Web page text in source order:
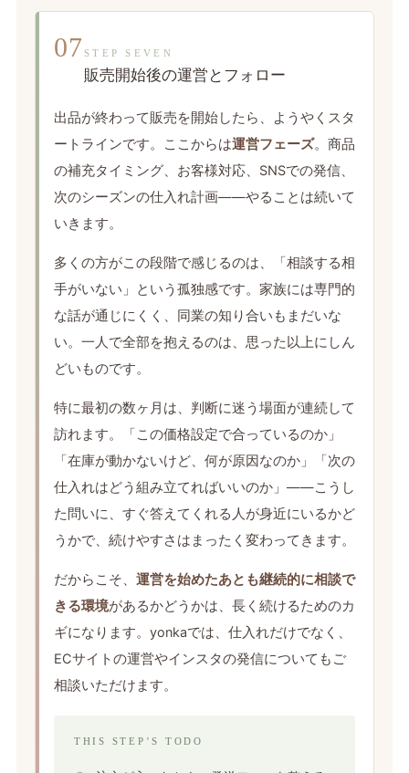
07 STEP SEVEN
販売開始後の運営とフォロー
出品が終わって販売を開始したら、ようやくスタ
ートラインです。ここからは運営フェーズ。商品
の補充タイミング、お客様対応、SNSでの発信、
次のシーズンの仕入れ計画——やることは続いて
いきます。
多くの方がこの段階で感じるのは、「相談する相
手がいない」という孤独感です。家族には専門的
な話が通じにくく、同業の知り合いもまだいな
い。一人で全部を抱えるのは、思った以上にしん
どいものです。
特に最初の数ヶ月は、判断に迷う場面が連続して
訪れます。「この価格設定で合っているのか」
「在庫が動かないけど、何が原因なのか」「次の
仕入れはどう組み立てればいいのか」——こうし
た問いに、すぐ答えてくれる人が身近にいるかど
うかで、続けやすさはまったく変わってきます。
だからこそ、 運営を始めたあとも継続的に相談で
きる環境があるかどうかは、長く続けるためのカ
ギになります。yonkaでは、仕入れだけでなく、
ECサイトの運営やインスタの発信についてもご
相談いただけます。
THIS STEP’S TODO